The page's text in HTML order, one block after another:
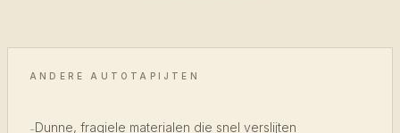
ANDERE AUTOTAPIJTEN
-Dunne, fragiele materialen die snel verslijten